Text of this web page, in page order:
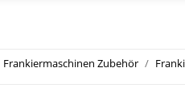
Frankiermaschinen Zubehör